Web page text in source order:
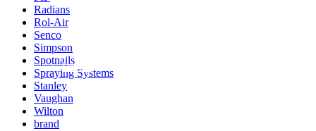
Divers
Radians
Rol-Air
Senco
Simpson
Spotnails
Spraying Systems
Stanley
Vaughan
Wilton
brand